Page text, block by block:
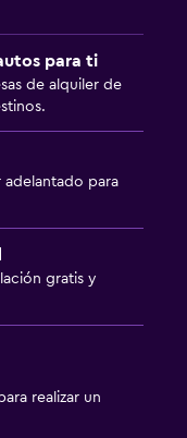
para ti
de alquiler de
para
gratis y
realizar un